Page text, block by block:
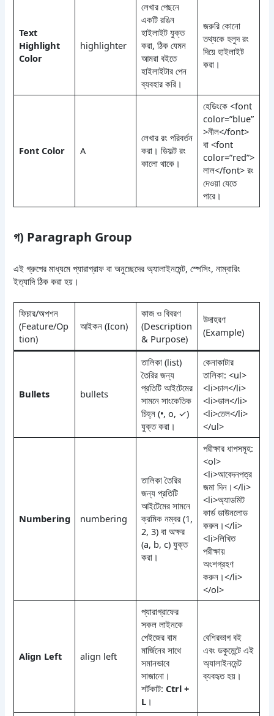
Text
Highlight
Color
highlighter
লেখার পেছনে
একটি রঙিন
হাইলাইট যুক্ত
করা, ঠিক যেমন
আমরা বইতে
হাইলাইটার পেন
ব্যবহার করি।
জরুরি কোনো
তথ্যকে হলুদ রং
দিয়ে হাইলাইট
করা।
Font Color A
লেখার রং পরিবর্তন
করা। ডিফল্ট রং
কালো থাকে।
হেডিংকে <font
color=”blue”
>নীল</font>
বা <font
color=”red”>
লাল</font> রং
দেওয়া যেতে
পারে।
গ) Paragraph Group
এই গ্রুপের মাধ্যমে প্যারাগ্রাফ বা অনুচ্ছেদের অ্যালাইনমেন্ট, স্পেসিং, নাম্বারিং
ইত্যাদি ঠিক করা হয়।
ফিচার/অপশন
(Feature/Op
tion)
আইকন (Icon)
কাজ ও বিবরণ
(Description
& Purpose)
উদাহরণ
(Example)
Bullets bullets
তালিকা (list)
তৈরির জন্য
প্রতিটি আইটেমের
সামনে সাংকেতিক
চিহ্ন (•, o, ✓)
যুক্ত করা।
কেনাকাটার
তালিকা: <ul>
<li>চাল</li>
<li>ডাল</li>
<li>তেল</li>
</ul>
Numbering numbering
তালিকা তৈরির
জন্য প্রতিটি
আইটেমের সামনে
ক্রমিক নম্বর (1,
2, 3) বা অক্ষর
(a, b, c) যুক্ত
করা।
পরীক্ষার ধাপসমূহ:
<ol>
<li>আবেদনপত্র
জমা দিন।</li>
<li>অ্যাডমিট
কার্ড ডাউনলোড
করুন।</li>
<li>লিখিত
পরীক্ষায়
অংশগ্রহণ
করুন।</li>
</ol>
Align Left align left
প্যারাগ্রাফের
সকল লাইনকে
পেইজের বাম
মার্জিনের সাথে
সমানভাবে
সাজানো।
শর্টকাট: Ctrl +
L।
বেশিরভাগ বই
এবং ডকুমেন্টে এই
অ্যালাইনমেন্ট
ব্যবহৃত হয়।